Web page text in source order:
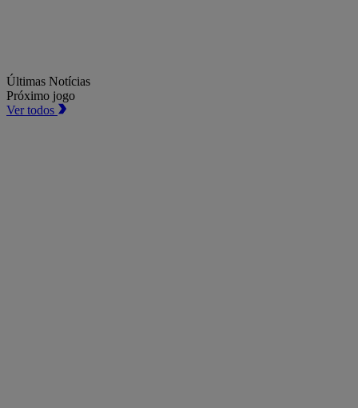
Últimas Notícias
Próximo jogo
Ver todos